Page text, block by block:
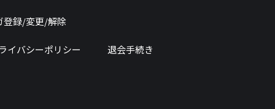
登録/変更/解除
イバシーポリシー 退会手続き